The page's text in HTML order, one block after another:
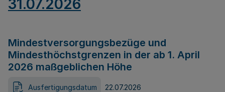
31.07.2026
Mindestversorgungsbezüge und
Mindesthöchstgrenzen in der ab 1. April
2026 maßgeblichen Höhe
Ausfertigungsdatum 22.07.2026